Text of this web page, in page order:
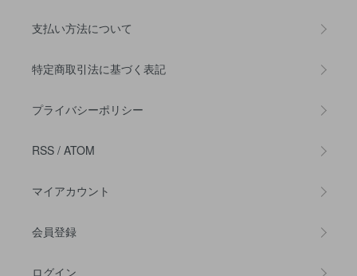
支払い方法について
特定商取引法に基づく表記
プライバシーポリシー
RSS / ATOM
マイアカウント
会員登録
ログイン